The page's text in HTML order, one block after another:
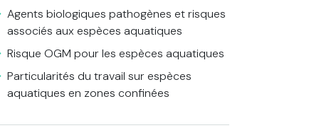
Agents biologiques pathogènes et risques
associés aux espèces aquatiques
Risque OGM pour les espèces aquatiques
Particularités du travail sur espèces
aquatiques en zones confinées